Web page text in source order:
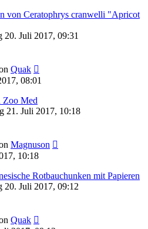
von Ceratophrys cranwelli "Apricot
20. Juli 2017, 09:31
Quak
08:01
Zoo Med
21. Juli 2017, 10:18
Magnuson
10:18
Rotbauchunken mit Papieren
20. Juli 2017, 09:12
Quak